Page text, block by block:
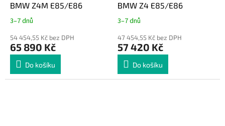
BMW Z4M E85/E86
3–7 dnů
54 454,55 Kč bez DPH
65 890 Kč
Do košíku
BMW Z4 E85/E86
3–7 dnů
47 454,55 Kč bez DPH
57 420 Kč
Do košíku